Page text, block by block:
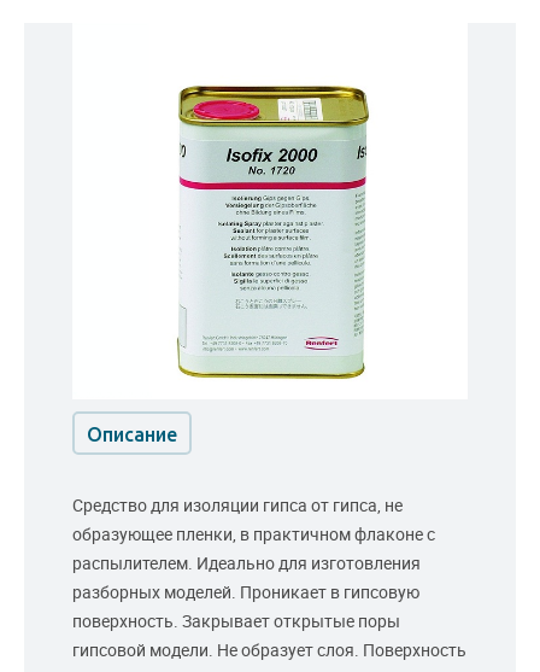
Описание
Средство для изоляции гипса от гипса, не
образующее пленки, в практичном флаконе с
распылителем. Идеально для изготовления
разборных моделей. Проникает в гипсовую
поверхность. Закрывает открытые поры
гипсовой модели. Не образует слоя. Поверхность